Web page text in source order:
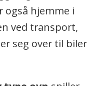
også hjemme i
ved transport,
seg over til biler